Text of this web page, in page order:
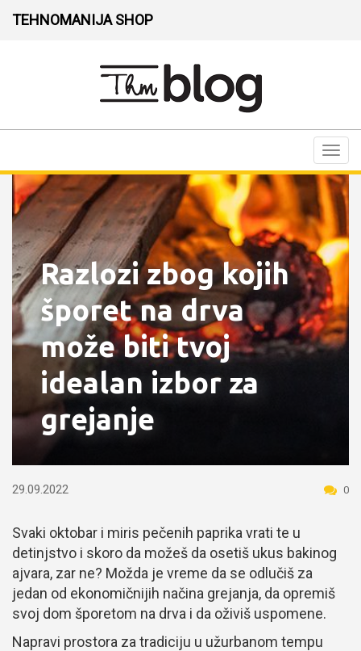
TEHNOMANIJA SHOP
Razlozi zbog kojih
šporet na drva
može biti tvoj
idealan izbor za
grejanje
29.09.2022 0
Svaki oktobar i miris pečenih paprika vrati te u
detinjstvo i skoro da možeš da osetiš ukus bakinog
ajvara, zar ne? Možda je vreme da se odlučiš za
jedan od ekonomičnijih načina grejanja, da opremiš
svoj dom šporetom na drva i da oživiš uspomene.
Napravi prostora za tradiciju u užurbanom tempu